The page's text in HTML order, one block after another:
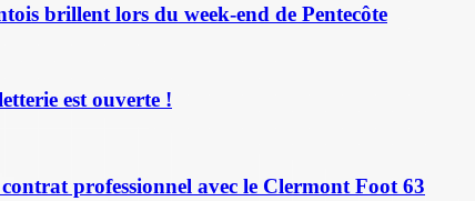
brillent lors du week-end de Pentecôte
est ouverte !
professionnel avec le Clermont Foot 63